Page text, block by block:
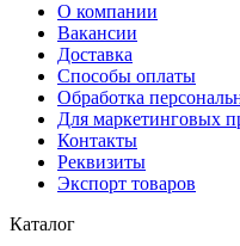
О компании
Вакансии
Доставка
Способы оплаты
Обработка
Для маркетинговых
Контакты
Реквизиты
Экспорт товаров
Каталог